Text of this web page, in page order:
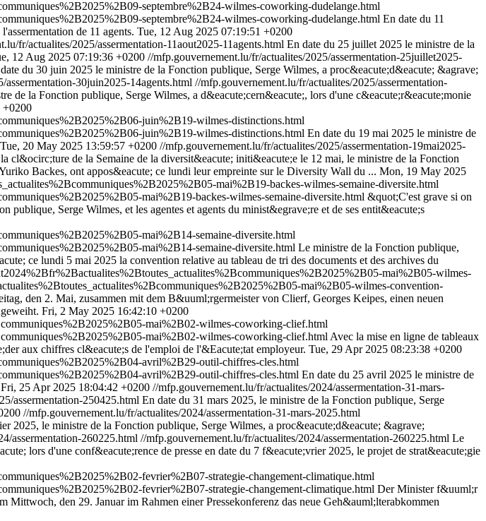
septembre%2B24-wilmes-coworking-dudelange.html
septembre%2B24-wilmes-coworking-dudelange.html En date du 11
de 11 agents. Tue, 12 Aug 2025 07:19:51 +0200
fr/actualites/2025/assermentation-11aout2025-11agents.html En date du 25 juillet 2025 le ministre de la
12 Aug 2025 07:19:36 +0200 //mfp.gouvernement.lu/fr/actualites/2025/assermentation-25juillet2025-
du 30 juin 2025 le ministre de la Fonction publique, Serge Wilmes, a proc&eacute;d&eacute; &agrave;
30juin2025-14agents.html //mfp.gouvernement.lu/fr/actualites/2025/assermentation-
de la Fonction publique, Serge Wilmes, a d&eacute;cern&eacute;, lors d'une c&eacute;r&eacute;monie
+0200
juin%2B19-wilmes-distinctions.html
juin%2B19-wilmes-distinctions.html En date du 19 mai 2025 le ministre de
Tue, 20 May 2025 13:59:57 +0200 //mfp.gouvernement.lu/fr/actualites/2025/assermentation-19mai2025-
cl&ocirc;ture de la Semaine de la diversit&eacute; initi&eacute;e le 12 mai, le ministre de la Fonction
Backes, ont appos&eacute; ce lundi leur empreinte sur le Diversity Wall du ... Mon, 19 May 2025
mai%2B19-backes-wilmes-semaine-diversite.html
mai%2B19-backes-wilmes-semaine-diversite.html &quot;C'est grave si on
Serge Wilmes, et les agentes et agents du minist&egrave;re et de ses entit&eacute;s
mai%2B14-semaine-diversite.html
mai%2B14-semaine-diversite.html Le ministre de la Fonction publique,
ce lundi 5 mai 2025 la convention relative au tableau de tri des documents et des archives du
mai%2B05-wilmes-
mai%2B05-wilmes-convention-
den 2. Mai, zusammen mit dem B&uuml;rgermeister von Clierf, Georges Keipes, einen neuen
Fri, 2 May 2025 16:42:10 +0200
mai%2B02-wilmes-coworking-clief.html
mai%2B02-wilmes-coworking-clief.html Avec la mise en ligne de tableaux
aux chiffres cl&eacute;s de l'emploi de l'&Eacute;tat employeur. Tue, 29 Apr 2025 08:23:38 +0200
avril%2B29-outil-chiffres-cles.html
avril%2B29-outil-chiffres-cles.html En date du 25 avril 2025 le ministre de
Fri, 25 Apr 2025 18:04:42 +0200 //mfp.gouvernement.lu/fr/actualites/2024/assermentation-31-mars-
assermentation-250425.html En date du 31 mars 2025, le ministre de la Fonction publique, Serge
//mfp.gouvernement.lu/fr/actualites/2024/assermentation-31-mars-2025.html
2025, le ministre de la Fonction publique, Serge Wilmes, a proc&eacute;d&eacute; &agrave;
assermentation-260225.html //mfp.gouvernement.lu/fr/actualites/2024/assermentation-260225.html Le
lors d'une conf&eacute;rence de presse en date du 7 f&eacute;vrier 2025, le projet de strat&eacute;gie
fevrier%2B07-strategie-changement-climatique.html
fevrier%2B07-strategie-changement-climatique.html Der Minister f&uuml;r
den 29. Januar im Rahmen einer Pressekonferenz das neue Geh&auml;lterabkommen